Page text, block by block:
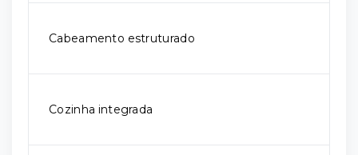
Cabeamento estruturado
Cozinha integrada